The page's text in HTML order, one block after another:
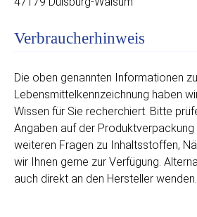
Verbraucherhinweis
Die oben genannten Informationen
Lebensmittelkennzeichnung haben
Wissen für Sie recherchiert. Bitte
Angaben auf der Produktverpackung
weiteren Fragen zu Inhaltsstoffen,
wir Ihnen gerne zur Verfügung.
auch direkt an den Hersteller wenden.